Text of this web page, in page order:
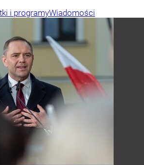
i programyWiadomości